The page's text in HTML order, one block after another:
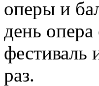
оперы и
день
фестиваль
раз.